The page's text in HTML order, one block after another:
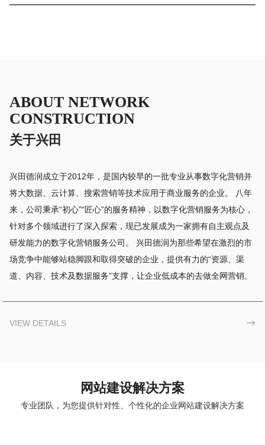
ABOUT NETWORK
CONSTRUCTION
关于兴田
兴田德润成立于2012年，是国内较早的一批专业从事数字化营销并
将大数据、云计算、搜索营销等技术应用于商业服务的企业。 八年
来，公司秉承“初心”“匠心”的服务精神，以数字化营销服务为核心，
针对多个领域进行了深入探索，现已发展成为一家拥有自主观点及
研发能力的数字化营销服务公司。 兴田德润为那些希望在激烈的市
场竞争中能够站稳脚跟和取得突破的企业，提供有力的“资源、渠
道、内容、技术及数据服务”支撑，让企业低成本的去做全网营销。
VIEW DETAILS 
网站建设解决方案
专业团队，为您提供针对性、个性化的企业网站建设解决方案